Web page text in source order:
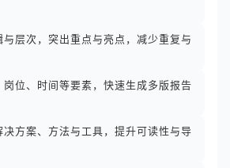
与层次，突出重点与亮点，减少重复与
位、时间等要素，快速生成多版报告
方案、方法与工具，提升可读性与导